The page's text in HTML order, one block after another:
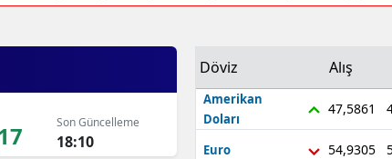
Ankara
AntalyaSon Güncelleme
18:10
Döviz Alış
Amerikan
Doları
47,5861
Euro 54,9305